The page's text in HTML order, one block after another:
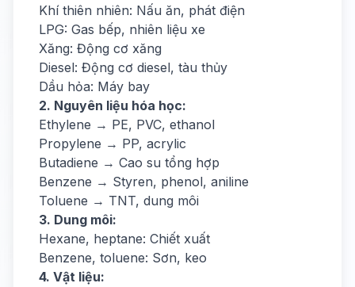
Khí thiên nhiên: Nấu ăn, phát điện
LPG: Gas bếp, nhiên liệu xe
Xăng: Động cơ xăng
Diesel: Động cơ diesel, tàu thủy
Dầu hỏa: Máy bay
2. Nguyên liệu hóa học:
Ethylene → PE, PVC, ethanol
Propylene → PP, acrylic
Butadiene → Cao su tổng hợp
Benzene → Styren, phenol, aniline
Toluene → TNT, dung môi
3. Dung môi:
Hexane, heptane: Chiết xuất
Benzene, toluene: Sơn, keo
4. Vật liệu: